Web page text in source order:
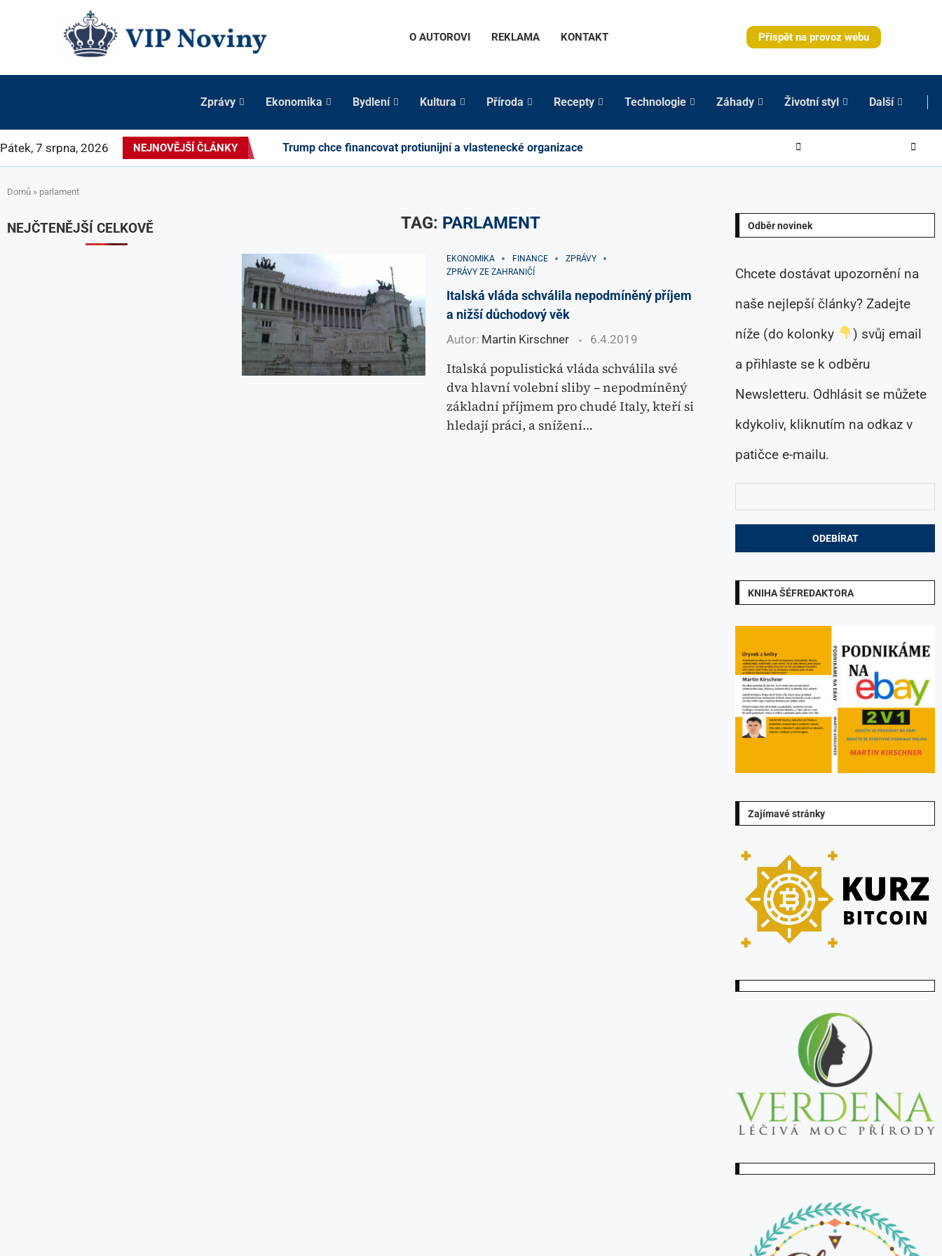
O AUTOROVI REKLAMA KONTAKT Přispět na provoz webu
Zprávy Ekonomika Bydlení Kultura Příroda Recepty Technologie Záhady Životní styl Další
Pátek, 7 srpna, 2026 NEJNOVĚJŠÍ ČLÁNKY Trump chce financovat protiunijní a vlastenecké organizace
Domů » parlament
TAG: PARLAMENT
EKONOMIKA FINANCE
ZPRÁVY
ZPRÁVY ZE ZAHRANIČÍ
Italská vláda schválila nepodmíněný příjem
a nižší důchodový věk
Autor: Martin Kirschner 6.4.2019
Italská populistická vláda schválila své
dva hlavní volební sliby – nepodmíněný
základní příjmem pro chudé Italy, kteří si
hledají práci, a snížení…
Odběr novinek
Chcete dostávat upozornění na
naše nejlepší články? Zadejte
níže (do kolonky
) svůj email
a přihlaste se k odběru
Newsletteru. Odhlásit se můžete
kdykoliv, kliknutím na odkaz v
patičce e-mailu.
KNIHA ŠÉFREDAKTORA
Zajímavé stránky
NEJČTENĚJŠÍ CELKOVĚ